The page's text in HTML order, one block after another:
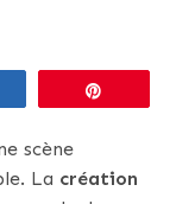
scène
La création